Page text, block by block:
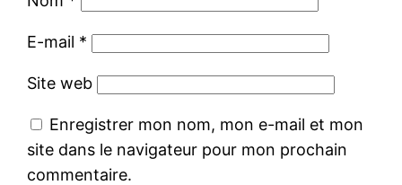
E-mail *
Site web
Enregistrer mon nom, mon e-mail et mon
site dans le navigateur pour mon prochain
commentaire.